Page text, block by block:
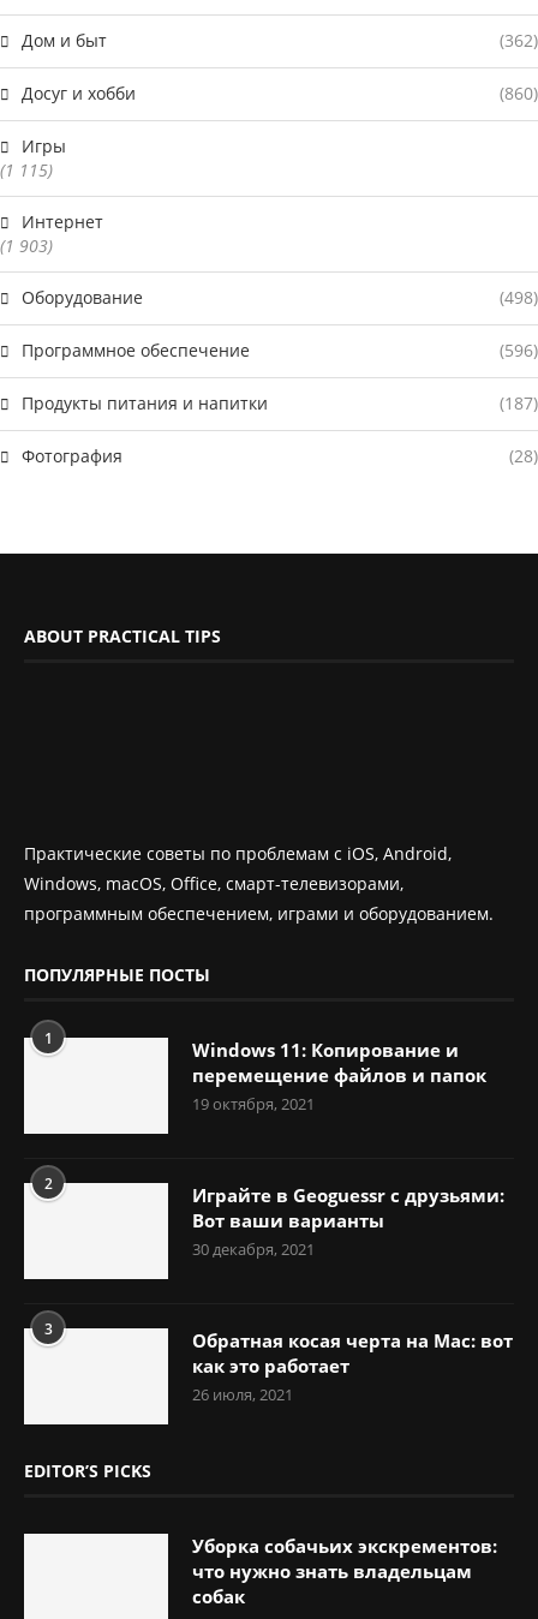
Дом и быт (362)
Досуг и хобби (860)
Игры
(1 115)
Интернет
(1 903)
Оборудование (498)
Программное обеспечение (596)
Продукты питания и напитки (187)
Фотография (28)
ABOUT PRACTICAL TIPS
Практические советы по проблемам с iOS, Android,
Windows, macOS, Office, смарт-телевизорами,
программным обеспечением, играми и оборудованием.
ПОПУЛЯРНЫЕ ПОСТЫ
1
Windows 11: Копирование и
перемещение файлов и папок
19 октября, 2021
2
Играйте в Geoguessr с друзьями:
Вот ваши варианты
30 декабря, 2021
3
Обратная косая черта на Mac: вот
как это работает
26 июля, 2021
EDITOR’S PICKS
Уборка собачьих экскрементов:
что нужно знать владельцам
собак